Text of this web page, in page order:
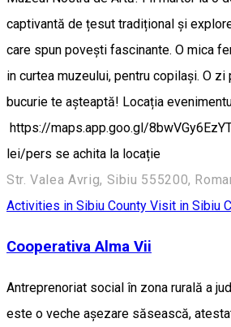
captivantă de țesut tradițional și
care spun povești fascinante. O mica
in curtea muzeului, pentru copilași. O
bucurie te așteaptă! Locația
https://maps.app.goo.gl/
lei/pers se achita la locație
Str. Valea Avrig, Sibiu 555200,
Activities in Sibiu County Visit in Sibiu
Cooperativa Alma Vii
Antreprenoriat social în zona rurală a
este o veche așezare săsească,